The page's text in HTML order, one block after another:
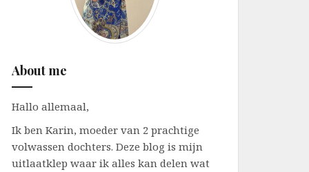
About me
Hallo allemaal,
Ik ben Karin, moeder van 2 prachtige
volwassen dochters. Deze blog is mijn
uitlaatklep waar ik alles kan delen wat